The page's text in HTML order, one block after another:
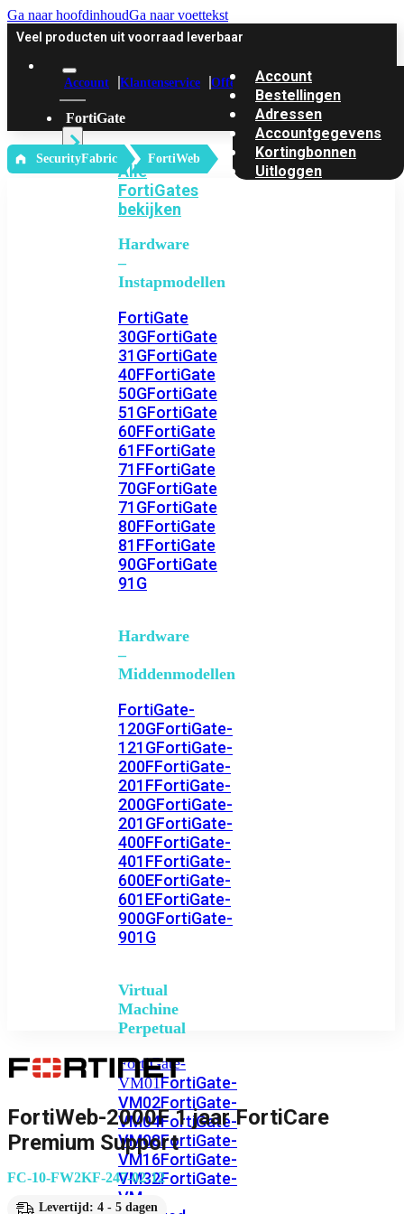
Ga naar hoofdinhoudGa naar voettekst
Veel producten uit voorraad leverbaar
Account Klantenservice Offerte
FortiGate
Alle
FortiGates
bekijken
Hardware
–
Instapmodellen
FortiGate
30GFortiGate
31GFortiGate
40FFortiGate
50GFortiGate
51GFortiGate
60FFortiGate
61FFortiGate
71FFortiGate
70GFortiGate
71GFortiGate
80FFortiGate
81FFortiGate
90GFortiGate
91G
Hardware
–
Middenmodellen
FortiGate-
120GFortiGate-
121GFortiGate-
200FFortiGate-
201FFortiGate-
200GFortiGate-
201GFortiGate-
400FFortiGate-
401FFortiGate-
600EFortiGate-
601EFortiGate-
900GFortiGate-
901G
Virtual
Machine
Perpetual
FortiGate-
VM01FortiGate-
VM02FortiGate-
VM04FortiGate-
VM08FortiGate-
VM16FortiGate-
VM32FortiGate-
VM
Account
Bestellingen
Adressen
Accountgegevens
Kortingbonnen
Uitloggen
‎ SecurityFabric FortiWeb
FortiWeb-2000F 1 jaar FortiCare
Premium Support
FC-10-FW2KF-247-02-12
Levertijd: 4 - 5 dagen